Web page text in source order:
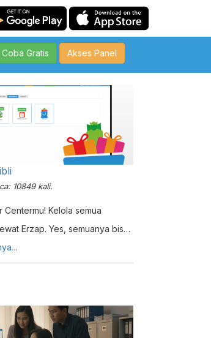
Coba Gratis Akses Panel
10849 kali.
Kelola semua
Erzap. Yes, semuanya bisa
Bagaimana caranya?
out!